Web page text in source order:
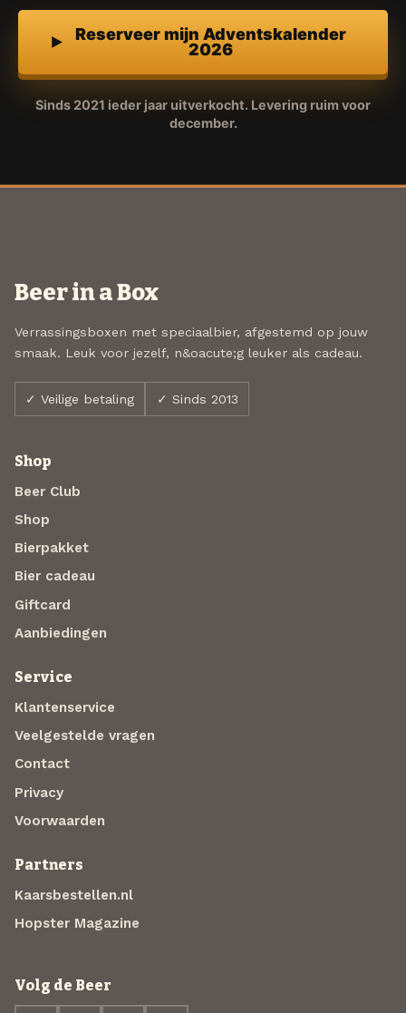
Reserveer mijn Adventskalender
2026
Sinds 2021 ieder jaar uitverkocht. Levering ruim voor
december.
Beer in a Box
Verrassingsboxen met speciaalbier, afgestemd op jouw
smaak. Leuk voor jezelf, n&oacute;g leuker als cadeau.
✓ Veilige betaling ✓ Sinds 2013
Shop
Beer Club
Shop
Bierpakket
Bier cadeau
Giftcard
Aanbiedingen
Service
Klantenservice
Veelgestelde vragen
Contact
Privacy
Voorwaarden
Partners
Kaarsbestellen.nl
Hopster Magazine
Volg de Beer